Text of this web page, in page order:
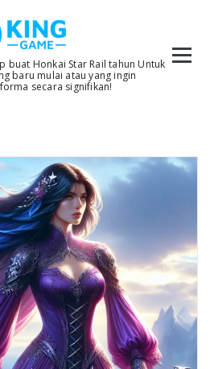
buat Honkai Star Rail tahun Untuk
baru mulai atau yang ingin
secara signifikan!